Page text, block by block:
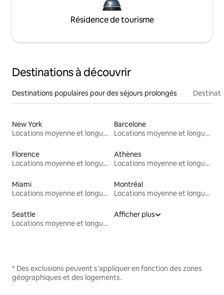
Résidence de tourisme
Destinations à découvrir
Destinations populaires pour des séjours prolongés
New York
Locations moyenne et longue durée
Barcelone
Locations moyenne et longue durée
Florence
Locations moyenne et longue durée
Athènes
Locations moyenne et longue durée
Miami
Locations moyenne et longue durée
Montréal
Locations moyenne et longue durée
Seattle
Locations moyenne et longue durée
Afficher plus
* Des exclusions peuvent s'appliquer en fonction des zones
géographiques et des logements.